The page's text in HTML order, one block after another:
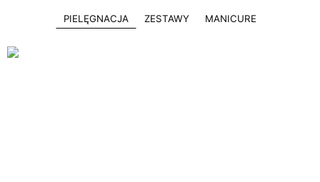
PIELĘGNACJA ZESTAWY MANICURE